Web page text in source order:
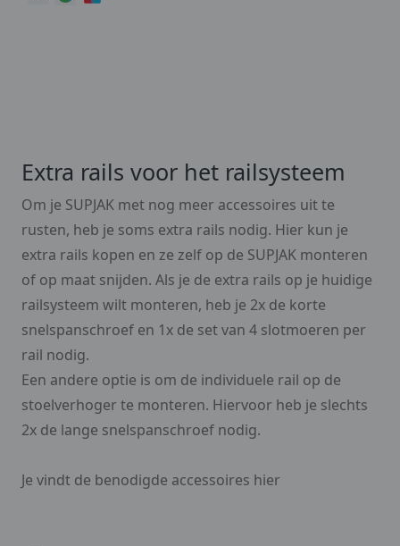
Extra rails voor het railsysteem
Om je SUPJAK met nog meer accessoires uit te
rusten, heb je soms extra rails nodig. Hier kun je
extra rails kopen en ze zelf op de SUPJAK monteren
of op maat snijden. Als je de extra rails op je huidige
railsysteem wilt monteren, heb je 2x de korte
snelspanschroef en 1x de set van 4 slotmoeren per
rail nodig.
Een andere optie is om de individuele rail op de
stoelverhoger te monteren. Hiervoor heb je slechts
2x de lange snelspanschroef nodig.
Je vindt de benodigde accessoires hier